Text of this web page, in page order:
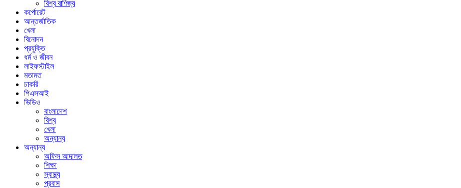
বিশ্ব বাণিজ্য
কর্পোরেট
আন্তর্জাতিক
খেলা
বিনোদন
প্রযুক্তি
ধর্ম ও জীবন
লাইফস্টাইল
মতামত
চাকরি
পিএসআই
ভিডিও
বাংলাদেশ
বিশ্ব
খেলা
অন্যান্য
অন্যান্য
অফিস আদালত
শিক্ষা
স্বাস্থ্য
প্রবাস